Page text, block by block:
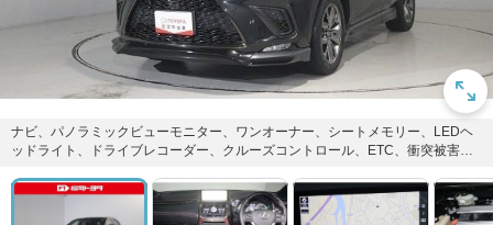
ナビ、パノラミックビューモニター、ワンオーナー、シートメモリー、LEDヘ
ッドライト、ドライブレコーダー、クルーズコントロール、ETC、衝突被害軽